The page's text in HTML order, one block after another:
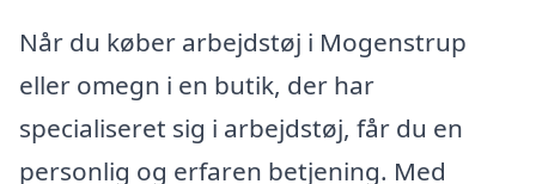
Når du køber arbejdstøj i Mogenstrup
eller omegn i en butik, der har
specialiseret sig i arbejdstøj, får du en
personlig og erfaren betjening. Med